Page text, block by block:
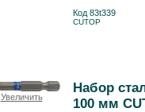
Код 83t339
CUTOP
Увеличить
Набор
100 мм